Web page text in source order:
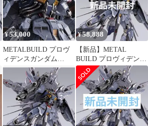
¥53,000
METALBUILD プロヴ
ィデンスガンダム
CLIMAX BATTLE Ver
¥58,888
【新品】METAL
BUILD プロヴィデンス
ガンダム CLIMAX
BATT